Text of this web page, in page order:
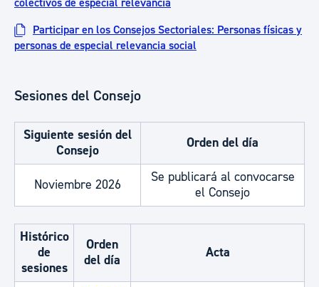
Participar en los Consejos Sectoriales: Personas físicas y
personas de especial relevancia social
Sesiones del Consejo
Siguiente sesión del
Consejo
Orden del día
Noviembre 2026
Se publicará al convocarse
el Consejo
Histórico
de
sesiones
Orden
del día
Acta